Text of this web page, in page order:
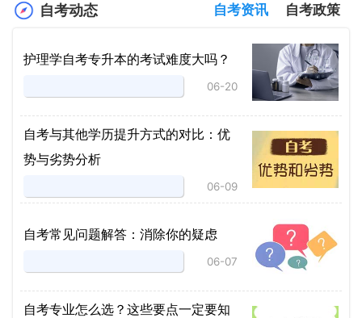
自考动态 自考资讯 自考政策
护理学自考专升本的考试难度大吗？
06-20
自考与其他学历提升方式的对比：优
势与劣势分析
06-09
自考常见问题解答：消除你的疑虑
06-07
自考专业怎么选？这些要点一定要知